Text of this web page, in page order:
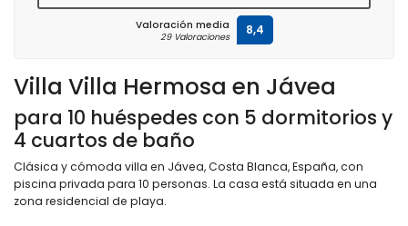
Villa Villa Hermosa en Jávea
para 10 huéspedes con 5 dormitorios y
4 cuartos de baño
Clásica y cómoda villa en Jávea, Costa Blanca, España, con
piscina privada para 10 personas. La casa está situada en una
zona residencial de playa.
Valoración media
29 Valoraciones 8,4